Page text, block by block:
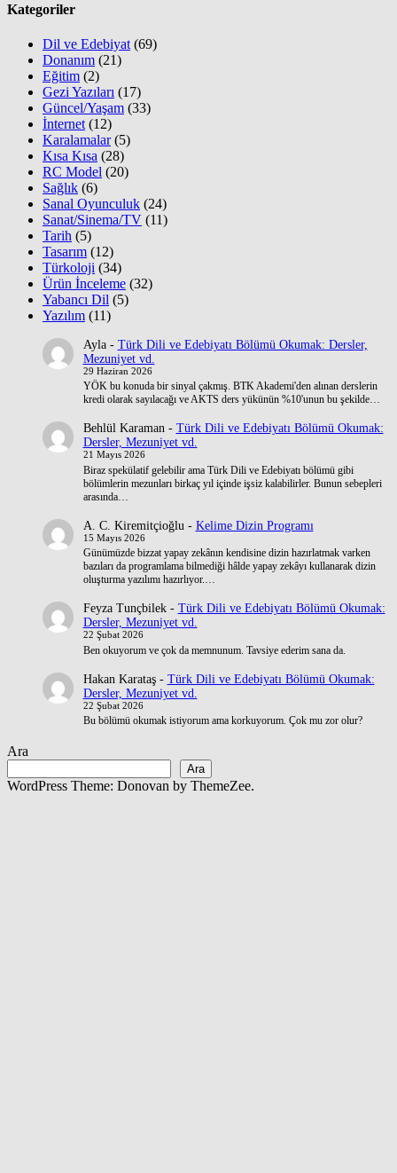
Kategoriler
Dil ve Edebiyat (69)
Donanım (21)
Eğitim (2)
Gezi Yazıları (17)
Güncel/Yaşam (33)
İnternet (12)
Karalamalar(5)
Kısa Kısa (28)
RC Model (20)
Sağlık (6)
Sanal Oyunculuk (24)
Sanat/Sinema/TV (11)
Tarih (5)
Tasarım (12)
Türkoloji (34)
Ürün İnceleme (32)
Yabancı Dil (5)
Yazılım (11)
Ayla- Türk Dili ve Edebiyatı Bölümü Okumak: Dersler,
Mezuniyet vd.
29 Haziran 2026
YÖK bu konuda bir sinyal çakmış. BTK Akademi'den alınan derslerin
kredi olarak sayılacağı ve AKTS ders yükünün %10'unun bu şekilde…
Behlül Karaman- Türk Dili ve Edebiyatı Bölümü Okumak:
Dersler, Mezuniyet vd.
21 Mayıs 2026
Biraz spekülatif gelebilir ama Türk Dili ve Edebiyatı bölümü gibi
bölümlerin mezunları birkaç yıl içinde işsiz kalabilirler. Bunun sebepleri
arasında…
A. C. Kiremitçioğlu - Kelime Dizin Programı
15 Mayıs 2026
Günümüzde bizzat yapay zekânın kendisine dizin hazırlatmak varken
bazıları da programlama bilmediği hâlde yapay zekâyı kullanarak dizin
oluşturma yazılımı hazırlıyor.…
Feyza Tunçbilek- Türk Dili ve Edebiyatı Bölümü Okumak:
Dersler, Mezuniyet vd.
22 Şubat 2026
Ben okuyorum ve çok da memnunum. Tavsiye ederim sana da.
Hakan Karataş- Türk Dili ve Edebiyatı Bölümü Okumak:
Dersler, Mezuniyet vd.
22 Şubat 2026
Bu bölümü okumak istiyorum ama korkuyorum. Çok mu zor olur?
Ara
Ara
WordPress Theme: Donovan by ThemeZee.